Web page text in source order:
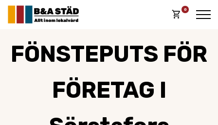
shopping_cart 0
FÖNSTEPUTS FÖR
FÖRETAG I